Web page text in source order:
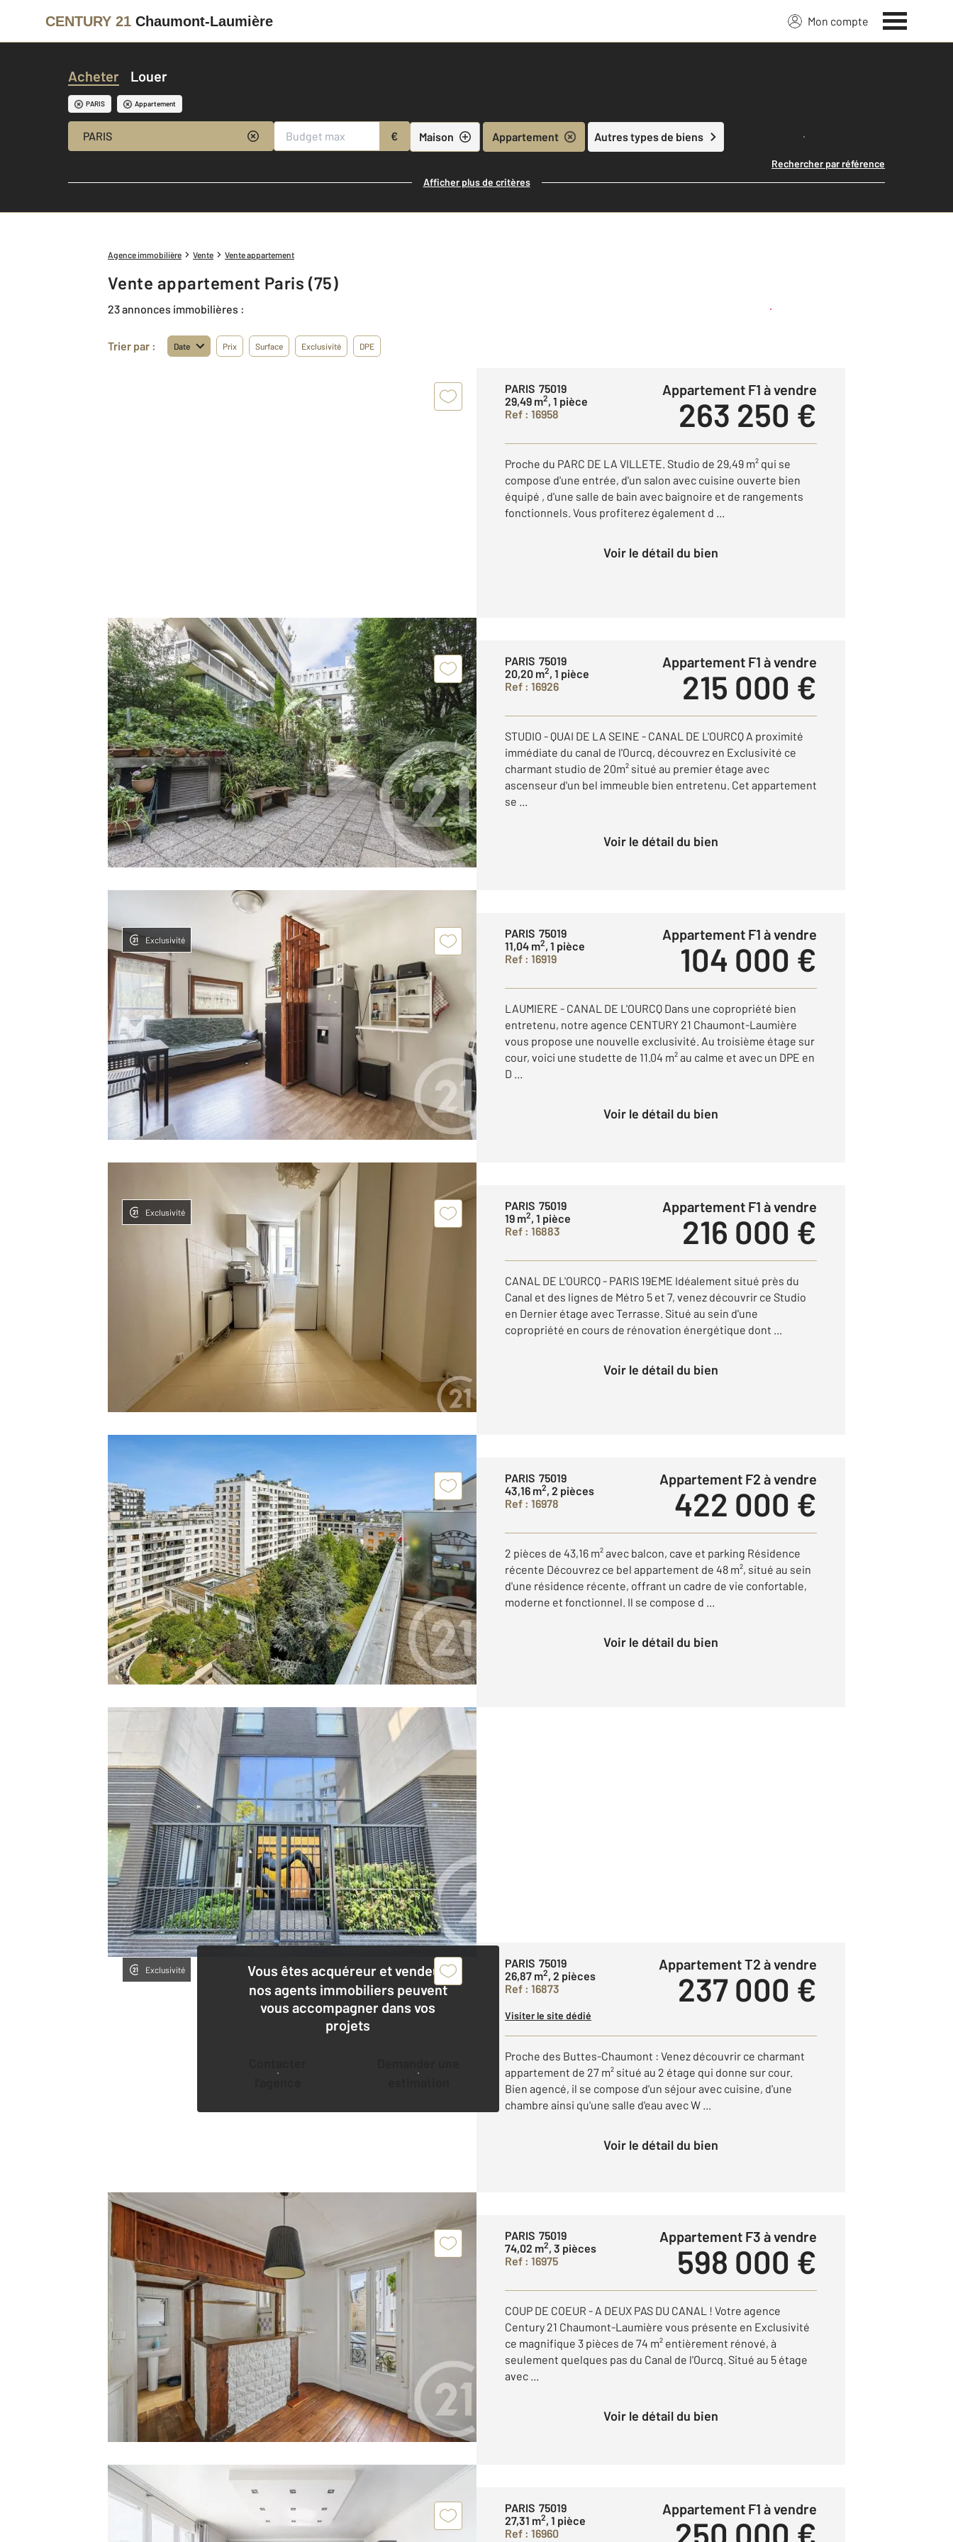
CENTURY 21 Chaumont-Laumière Mon compte
Acheter Louer
PARIS Appartement
PARIS € Maison Appartement Autres types de biens Lancer ma recherche
Rechercher par référence
Afficher plus de critères
Agence immobilière Vente Vente appartement
Vente appartement Paris (75)
23 annonces immobilières : Créer une alerte
Trier par : Date Prix Surface Exclusivité DPE
PARIS 75019
29,49 m2, 1 pièce
Ref : 16958
Appartement F1 à vendre
263 250 €
Proche du PARC DE LA VILLETE. Studio de 29,49 m² qui se
compose d'une entrée, d'un salon avec cuisine ouverte bien
équipé , d'une salle de bain avec baignoire et de rangements
fonctionnels. Vous profiterez également d ...
Voir le détail du bien
PARIS 75019
20,20 m2, 1 pièce
Ref : 16926
Appartement F1 à vendre
215 000 €
STUDIO - QUAI DE LA SEINE - CANAL DE L'OURCQ A proximité
immédiate du canal de l'Ourcq, découvrez en Exclusivité ce
charmant studio de 20m² situé au premier étage avec
ascenseur d'un bel immeuble bien entretenu. Cet appartement
se ...
Voir le détail du bien
Exclusivité
PARIS 75019
11,04 m2, 1 pièce
Ref : 16919
Appartement F1 à vendre
104 000 €
LAUMIERE - CANAL DE L'OURCQ Dans une copropriété bien
entretenu, notre agence CENTURY 21 Chaumont-Laumière
vous propose une nouvelle exclusivité. Au troisième étage sur
cour, voici une studette de 11.04 m² au calme et avec un DPE en
D ...
Voir le détail du bien
Exclusivité
PARIS 75019
19 m2, 1 pièce
Ref : 16883
Appartement F1 à vendre
216 000 €
CANAL DE L'OURCQ - PARIS 19EME Idéalement situé près du
Canal et des lignes de Métro 5 et 7, venez découvrir ce Studio
en Dernier étage avec Terrasse. Situé au sein d'une
copropriété en cours de rénovation énergétique dont ...
Voir le détail du bien
PARIS 75019
43,16 m2, 2 pièces
Ref : 16978
Appartement F2 à vendre
422 000 €
2 pièces de 43,16 m² avec balcon, cave et parking Résidence
récente Découvrez ce bel appartement de 48 m², situé au sein
d'une résidence récente, offrant un cadre de vie confortable,
moderne et fonctionnel. Il se compose d ...
Voir le détail du bien
Vous êtes acquéreur et vendeur,
nos agents immobiliers peuvent
vous accompagner dans vos
projets
Exclusivité
PARIS 75019
26,87 m2, 2 pièces
Ref : 16873
Appartement T2 à vendre
237 000 €
Visiter le site dédié
Proche des Buttes-Chaumont : Venez découvrir ce charmant
appartement de 27 m² situé au 2 étage qui donne sur cour.
Bien agencé, il se compose d'un séjour avec cuisine, d'une
chambre ainsi qu'une salle d'eau avec W ...
Voir le détail du bien
PARIS 75019
74,02 m2, 3 pièces
Ref : 16975
Appartement F3 à vendre
598 000 €
COUP DE COEUR - A DEUX PAS DU CANAL ! Votre agence
Century 21 Chaumont-Laumière vous présente en Exclusivité
ce magnifique 3 pièces de 74 m² entièrement rénové, à
seulement quelques pas du Canal de l'Ourcq. Situé au 5 étage
avec ...
Voir le détail du bien
PARIS 75019
27,31 m2, 1 pièce
Ref : 16960
Appartement F1 à vendre
250 000 €